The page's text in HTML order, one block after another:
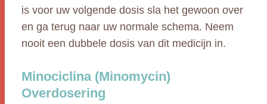
is voor uw volgende dosis sla het gewoon over
en ga terug naar uw normale schema. Neem
nooit een dubbele dosis van dit medicijn in.
Minociclina (Minomycin)
Overdosering